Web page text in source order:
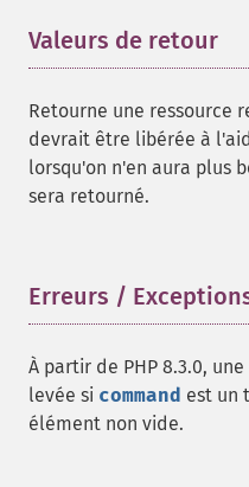
Valeurs de retour
Retourne une ressource
devrait être libérée à
lorsqu'on n'en aura plus
sera retourné.
Erreurs /
À partir de PHP 8.3.0,
levée si command est un
élément non vide.